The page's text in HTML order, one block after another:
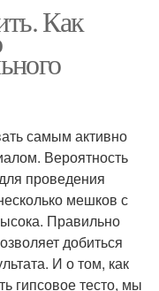
Как
самым активно
Вероятность
проведения
мешков с
Правильно
добиться
И о том, как
гипсовое тесто, мы